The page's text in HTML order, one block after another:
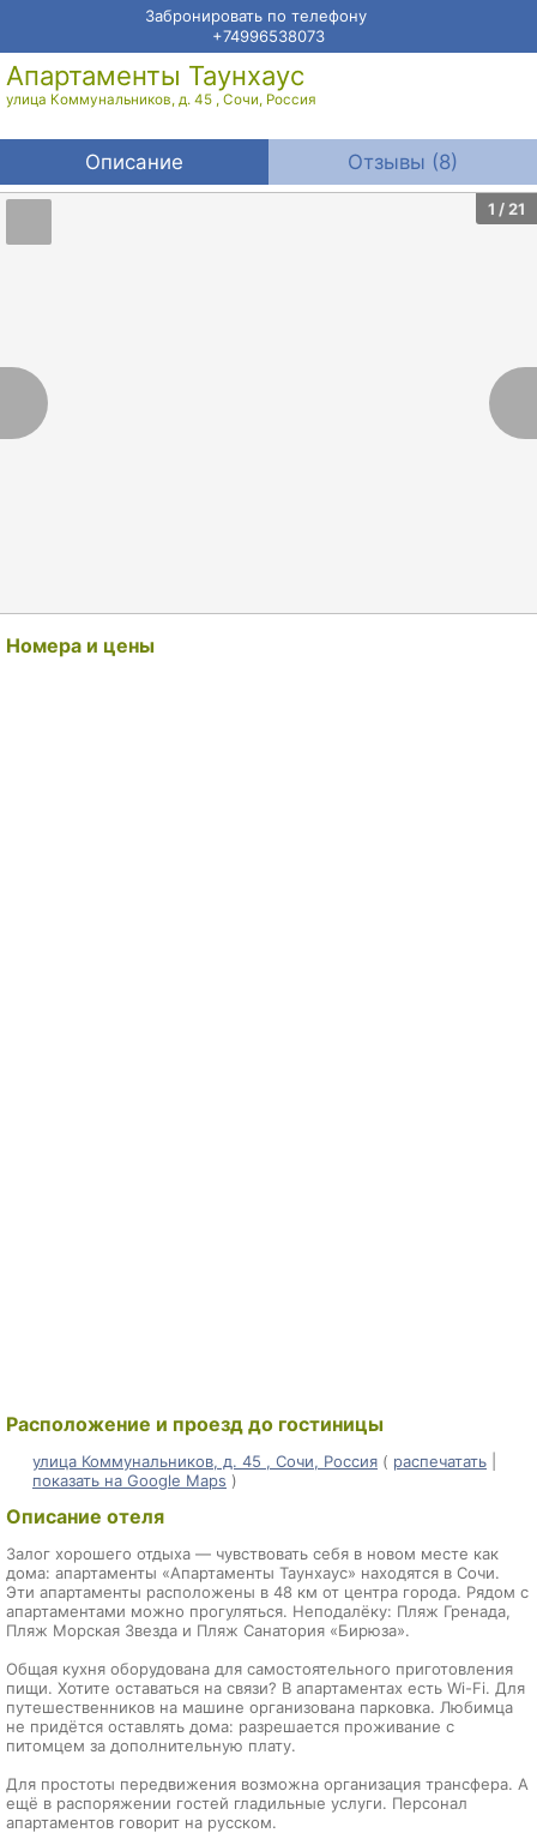
Забронировать по телефону
+74996538073
Апартаменты Таунхаус
улица Коммунальников, д. 45 , Сочи, Россия
Описание Отзывы (8)
1 / 21
Номера и цены
Расположение и проезд до гостиницы
улица Коммунальников, д. 45 , Сочи, Россия ( распечатать
показать на Google Maps )
Описание отеля
Залог хорошего отдыха — чувствовать себя в новом месте как
дома: апартаменты «Апартаменты Таунхаус» находятся в Сочи.
Эти апартаменты расположены в 48 км от центра города. Рядом с
апартаментами можно прогуляться. Неподалёку: Пляж Гренада,
Пляж Морская Звезда и Пляж Санатория «Бирюза».
Общая кухня оборудована для самостоятельного приготовления
пищи. Хотите оставаться на связи? В апартаментах есть Wi-Fi. Для
путешественников на машине организована парковка. Любимца
не придётся оставлять дома: разрешается проживание с
питомцем за дополнительную плату.
Для простоты передвижения возможна организация трансфера. А
ещё в распоряжении гостей гладильные услуги. Персонал
апартаментов говорит на русском.